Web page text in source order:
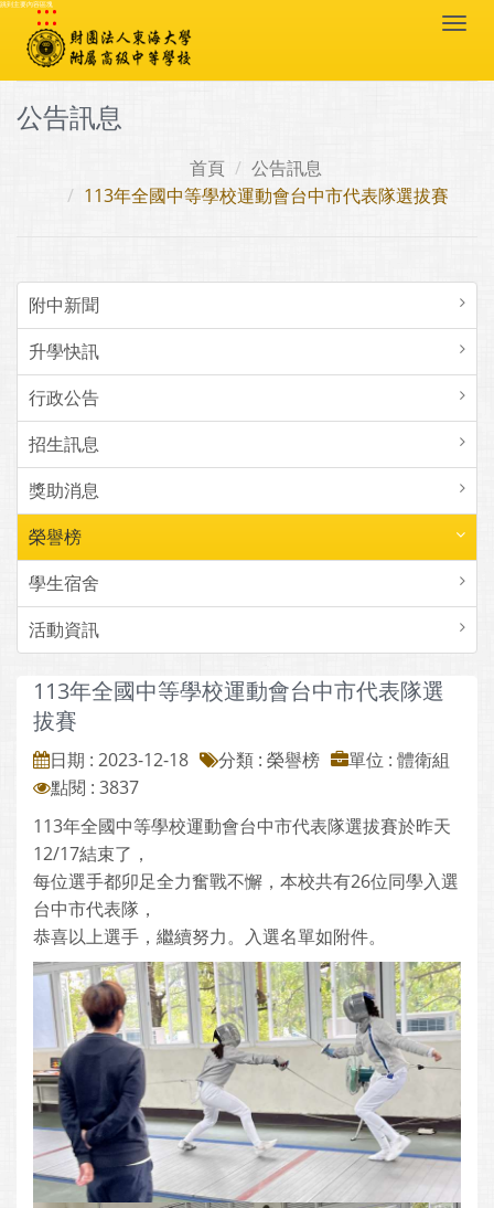
跳到主要內容區塊
:::
公告訊息
首頁
公告訊息
113年全國中等學校運動會台中市代表隊選拔賽
附中新聞
升學快訊
行政公告
招生訊息
獎助消息
榮譽榜
學生宿舍
活動資訊
113年全國中等學校運動會台中市代表隊選
拔賽
日期 : 2023-12-18 分類 : 榮譽榜
單位 : 體衛組
點閱 : 3837
113年全國中等學校運動會台中市代表隊選拔賽於昨天
12/17結束了，
每位選手都卯足全力奮戰不懈，本校共有26位同學入選
台中市代表隊，
恭喜以上選手，繼續努力。入選名單如附件。